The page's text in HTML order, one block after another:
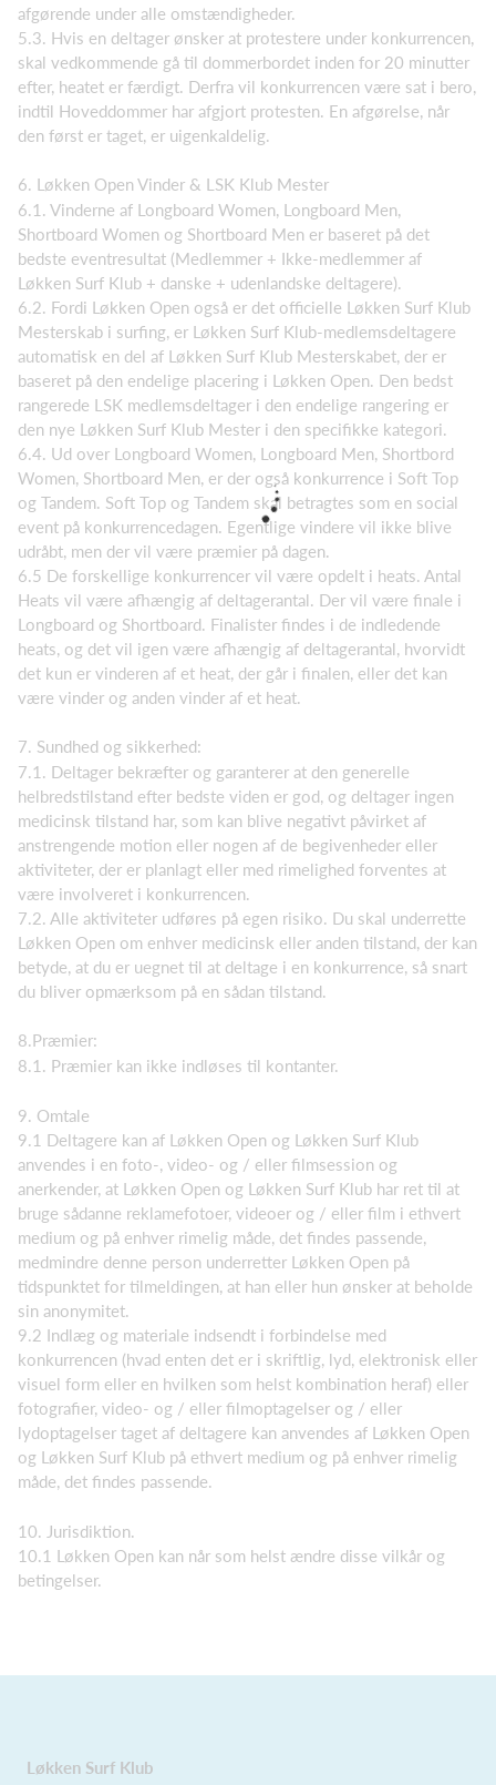
afgørende under alle omstændigheder.
5.3. Hvis en deltager ønsker at protestere under konkurrencen,
skal vedkommende gå til dommerbordet inden for 20 minutter
efter, heatet er færdigt. Derfra vil konkurrencen være sat i bero,
indtil Hoveddommer har afgjort protesten. En afgørelse, når
den først er taget, er uigenkaldelig.
6. Løkken Open Vinder & LSK Klub Mester
6.1. Vinderne af Longboard Women, Longboard Men,
Shortboard Women og Shortboard Men er baseret på det
bedste eventresultat (Medlemmer + Ikke-medlemmer af
Løkken Surf Klub + danske + udenlandske deltagere).
6.2. Fordi Løkken Open også er det officielle Løkken Surf Klub
Mesterskab i surfing, er Løkken Surf Klub-medlemsdeltagere
automatisk en del af Løkken Surf Klub Mesterskabet, der er
baseret på den endelige placering i Løkken Open. Den bedst
rangerede LSK medlemsdeltager i den endelige rangering er
den nye Løkken Surf Klub Mester i den specifikke kategori.
6.4. Ud over Longboard Women, Longboard Men, Shortbord
Women, Shortboard Men, er der også konkurrence i Soft Top
og Tandem. Soft Top og Tandem skal betragtes som en social
event på konkurrencedagen. Egentlige vindere vil ikke blive
udråbt, men der vil være præmier på dagen.
6.5 De forskellige konkurrencer vil være opdelt i heats. Antal
Heats vil være afhængig af deltagerantal. Der vil være finale i
Longboard og Shortboard. Finalister findes i de indledende
heats, og det vil igen være afhængig af deltagerantal, hvorvidt
det kun er vinderen af et heat, der går i finalen, eller det kan
være vinder og anden vinder af et heat.
7. Sundhed og sikkerhed:
7.1. Deltager bekræfter og garanterer at den generelle
helbredstilstand efter bedste viden er god, og deltager ingen
medicinsk tilstand har, som kan blive negativt påvirket af
anstrengende motion eller nogen af de begivenheder eller
aktiviteter, der er planlagt eller med rimelighed forventes at
være involveret i konkurrencen.
7.2. Alle aktiviteter udføres på egen risiko. Du skal underrette
Løkken Open om enhver medicinsk eller anden tilstand, der kan
betyde, at du er uegnet til at deltage i en konkurrence, så snart
du bliver opmærksom på en sådan tilstand.
8.Præmier:
8.1. Præmier kan ikke indløses til kontanter.
9. Omtale
9.1 Deltagere kan af Løkken Open og Løkken Surf Klub
anvendes i en foto-, video- og / eller filmsession og
anerkender, at Løkken Open og Løkken Surf Klub har ret til at
bruge sådanne reklamefotoer, videoer og / eller film i ethvert
medium og på enhver rimelig måde, det findes passende,
medmindre denne person underretter Løkken Open på
tidspunktet for tilmeldingen, at han eller hun ønsker at beholde
sin anonymitet.
9.2 Indlæg og materiale indsendt i forbindelse med
konkurrencen (hvad enten det er i skriftlig, lyd, elektronisk eller
visuel form eller en hvilken som helst kombination heraf) eller
fotografier, video- og / eller filmoptagelser og / eller
lydoptagelser taget af deltagere kan anvendes af Løkken Open
og Løkken Surf Klub på ethvert medium og på enhver rimelig
måde, det findes passende.
10. Jurisdiktion.
10.1 Løkken Open kan når som helst ændre disse vilkår og
betingelser.
Løkken Surf Klub